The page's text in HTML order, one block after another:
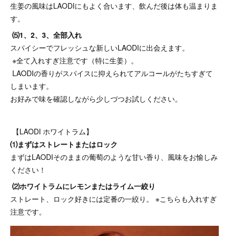
生姜の風味はLAODIにもよく合います、飲んだ後は体も温まりま
す。
⑸1、2、3、全部入れ
スパイシーでフレッシュな新しいLAODIに出会えます。
※全て入れすぎ注意です（特に生姜）。
LAODIの香りがスパイスに抑えられてアルコールがたちすぎて
しまいます。
お好みで味を確認しながら少しづつお試しください。
【LAODI ホワイトラム】
⑴まずはストレートまたはロック
まずはLAODIそのままの葡萄のような甘い香り、風味をお愉しみ
ください！
⑵ホワイトラムにレモンまたはライム一絞り
ストレート、ロック好きには定番の一絞り。 ※こちらも入れすぎ
注意です。